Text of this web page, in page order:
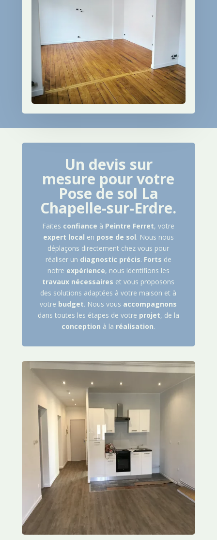
Un devis sur
mesure pour votre
Pose de sol La
Chapelle-sur-Erdre.
Faites confiance à Peintre Ferret, votre
expert local en pose de sol. Nous nous
déplaçons directement chez vous pour
réaliser un diagnostic précis. Forts de
notre expérience, nous identifions les
travaux nécessaires et vous proposons
des solutions adaptées à votre maison et à
votre budget. Nous vous accompagnons
dans toutes les étapes de votre projet, de la
conception à la réalisation.